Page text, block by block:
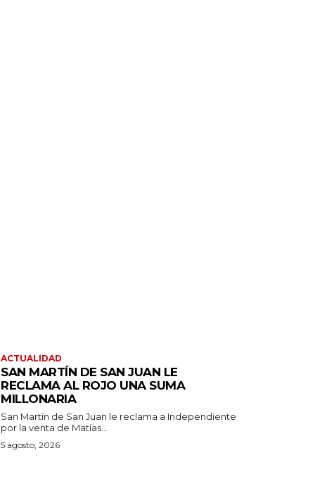
ACTUALIDAD
SAN MARTÍN DE SAN JUAN LE
RECLAMA AL ROJO UNA SUMA
MILLONARIA
San Martín de San Juan le reclama a Independiente
por la venta de Matías...
5 agosto, 2026